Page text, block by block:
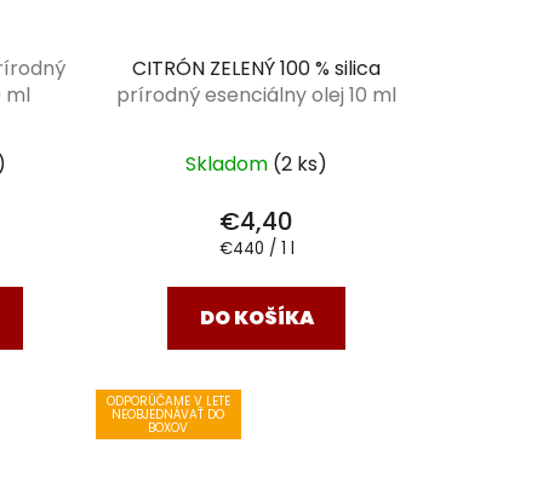
ml
CITRÓN ZELENÝ 100 % silica
prírodný esenciálny olej 10 ml
Skladom (2 ks)
€4,40
Jednotková
€440 / 1 l
DO KOŠÍKA
ODPORÚČAME V LETE
NEOBJEDNÁVAŤ DO
BOXOV